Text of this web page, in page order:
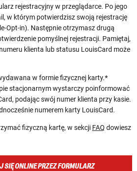
rejestracyjny w przeglądarce. Po jego
w którym potwierdzisz swoją rejestrację
Opt-in). Następnie otrzymasz drugą
pomyślnej rejestracji. Pamiętaj,
klienta lub statusu LouisCard może
w formie fizycznej karty.*
stacjonarnym wystarczy poinformować
podając swój numer klienta przy kasie.
numerem karty LouisCard.
fizyczną kartę, w sekcji FAQ dowiesz
SIĘ ONLINE PRZEZ FORMULARZ